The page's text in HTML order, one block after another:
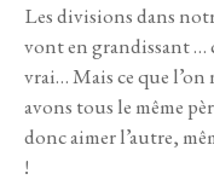
Les divisions dans
vont en grandissant …
vrai… Mais ce que l’on
avons tous le même
donc aimer l’autre,
!